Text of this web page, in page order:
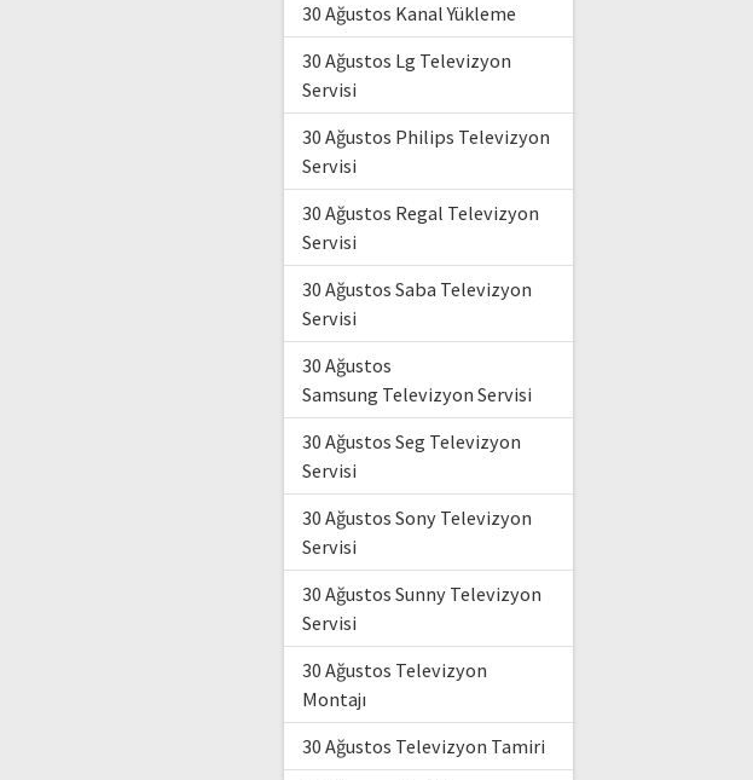
30 Ağustos Kanal Yükleme
30 Ağustos Lg Televizyon
Servisi
30 Ağustos Philips Televizyon
Servisi
30 Ağustos Regal Televizyon
Servisi
30 Ağustos Saba Televizyon
Servisi
30 Ağustos
Samsung Televizyon Servisi
30 Ağustos Seg Televizyon
Servisi
30 Ağustos Sony Televizyon
Servisi
30 Ağustos Sunny Televizyon
Servisi
30 Ağustos Televizyon
Montajı
30 Ağustos Televizyon Tamiri